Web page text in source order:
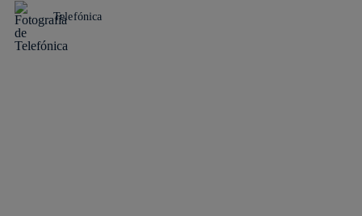
Telefónica